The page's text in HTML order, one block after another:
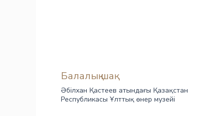
Балалық шақ
Әбілхан Қастеев атындағы Қазақстан
Республикасы Ұлттық өнер музейі